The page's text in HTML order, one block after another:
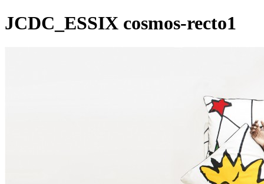
JCDC_ESSIX cosmos-recto1